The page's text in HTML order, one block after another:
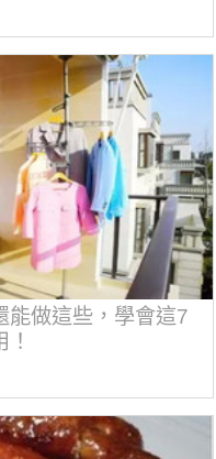
能做這些，學會這7